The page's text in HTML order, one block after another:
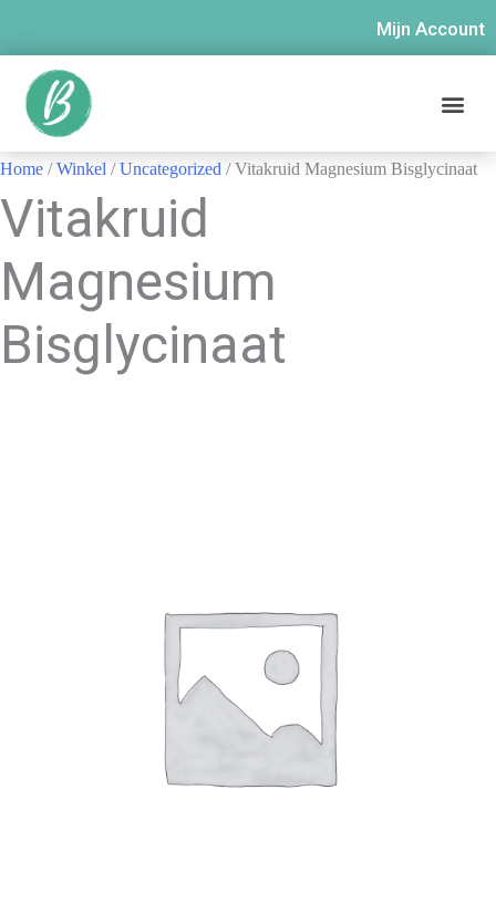
Mijn Account
Home /Winkel /Uncategorized / Vitakruid Magnesium Bisglycinaat
Vitakruid
Magnesium
Bisglycinaat